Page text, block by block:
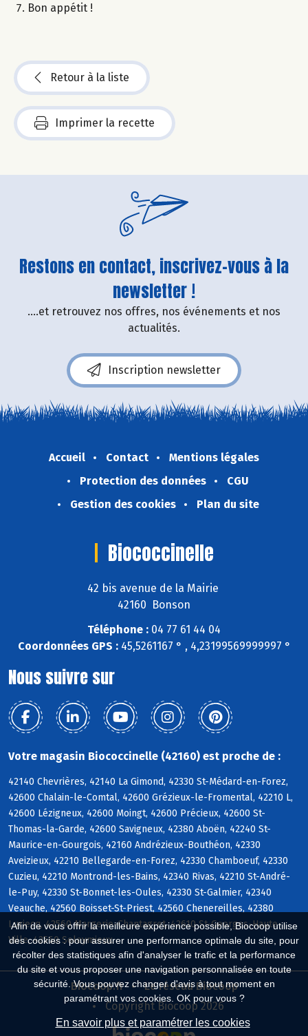
Afin de vous offrir la meilleure expérience possible, Biocoop utilise
des cookies : pour assurer une performance optimale du site, pour
récolter des statistiques afin d'analyser le trafic et la performance
du site et vous proposer une navigation personnalisée en toute
sécurité. Vous pouvez changer d'avis à tout moment en
paramétrant vos cookies. OK pour vous ?
En savoir plus et paramétrer les cookies
Bon appétit !
Retour à la liste
Imprimer la recette
Restons en contact, inscrivez-vous à la
newsletter !
....et retrouvez nos offres, nos événements et nos
actualités.
Inscription newsletter
Accueil Contact
Mentions légales
Protection des données
CGU
Gestion des cookies
Plan du site
Biococcinelle
42 bis avenue de la Mairie
42160 Bonson
Téléphone : 04 77 61 44 04
Coordonnées GPS :45,5261167 ° , 4,23199569999997 °
Nous suivre sur
Votre magasin Biococcinelle (42160) est proche de :
42140 Chevrières, 42140 La Gimond, 42330 St-Médard-en-Forez,
42600 Chalain-le-Comtal, 42600 Grézieux-le-Fromental, 42210 L,
42600 Lézigneux, 42600 Moingt, 42600 Précieux, 42600 St-
Thomas-la-Garde, 42600 Savigneux, 42380 Aboën, 42240 St-
Maurice-en-Gourgois, 42160 Andrézieux-Bouthéon, 42330
Aveizieux, 42210 Bellegarde-en-Forez, 42330 Chamboeuf, 42330
Cuzieu, 42210 Montrond-les-Bains, 42340 Rivas, 42210 St-André-
le-Puy, 42330 St-Bonnet-les-Oules, 42330 St-Galmier, 42340
Veauche, 42560 Boisset-St-Priest, 42560 Chenereilles, 42380
Luriecq, 42560 Margerie-Chantagret, 42610 St-Georges-Haute-
Ville, 42560 Soleymieux
Biocoop.fr
Le réseau Biocoop
Copyright Biocoop 2026